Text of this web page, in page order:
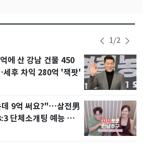
1/2
에 산 강남 건물 450
후 차익 280억 '잭팟'
9억 써요?"…삼전男
단체소개팅 예능 화